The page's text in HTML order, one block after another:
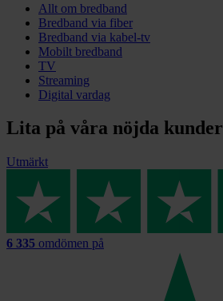
Allt om bredband
Bredband via fiber
Bredband via kabel-tv
Mobilt bredband
TV
Streaming
Digital vardag
Lita på våra nöjda kunder
Utmärkt
6 335 omdömen på